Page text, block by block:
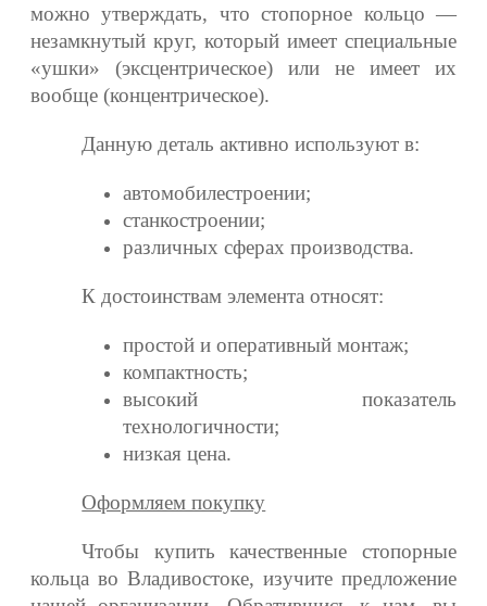
можно утверждать, что стопорное кольцо —
незамкнутый круг, который имеет специальные
«ушки» (эксцентрическое) или не имеет их
вообще (концентрическое).
Данную деталь активно используют в:
автомобилестроении;
станкостроении;
различных сферах производства.
К достоинствам элемента относят:
простой и оперативный монтаж;
компактность;
высокий показатель
технологичности;
низкая цена.
Оформляем покупку
Чтобы купить качественные стопорные
кольца во Владивостоке, изучите предложение